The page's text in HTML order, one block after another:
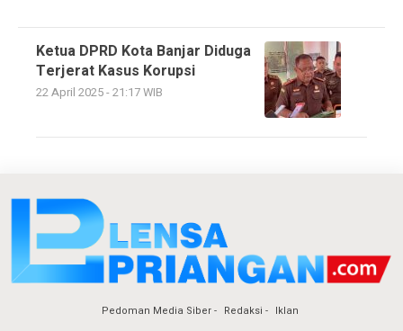
Ketua DPRD Kota Banjar Diduga
Terjerat Kasus Korupsi
22 April 2025 - 21:17 WIB
Pedoman Media Siber Redaksi Iklan